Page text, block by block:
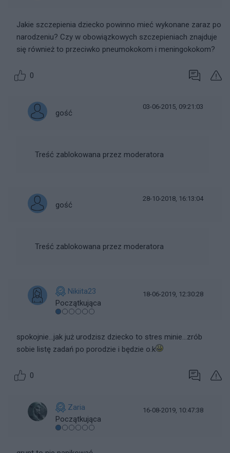
Jakie szczepienia dziecko powinno mieć wykonane zaraz po
narodzeniu? Czy w obowiązkowych szczepieniach znajduje
się również to przeciwko pneumokokom i meningokokom?
0
gość
03-06-2015, 09:21:03
Treść zablokowana przez moderatora
gość
28-10-2018, 16:13:04
Treść zablokowana przez moderatora
Nikiita23
Początkująca
18-06-2019, 12:30:28
spokojnie...jak już urodzisz dziecko to stres minie...zrób
sobie listę zadań po porodzie i będzie o.k
0
Zaria
Początkująca
16-08-2019, 10:47:38